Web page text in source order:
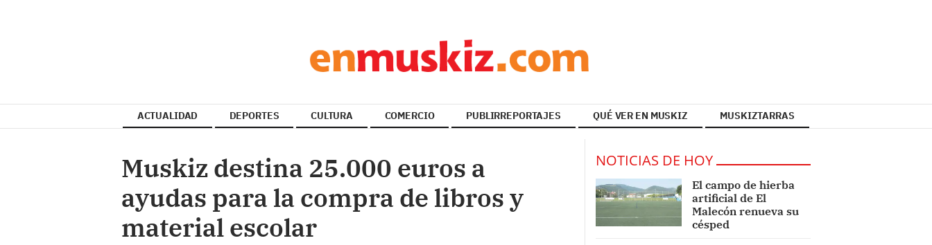
ACTUALIDAD DEPORTES CULTURA COMERCIO PUBLIRREPORTAJES QUÉ VER EN MUSKIZ MUSKIZTARRAS
Muskiz destina 25.000 euros a
ayudas para la compra de libros y
material escolar
NOTICIAS DE HOY
El campo de hierba
artificial de El
Malecón renueva su
césped